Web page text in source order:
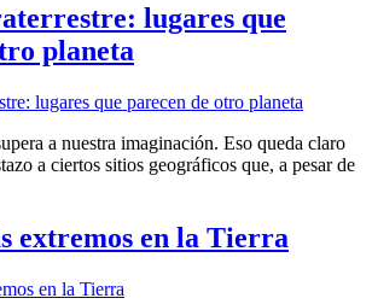
lugares que
planeta
a nuestra imaginación. Eso queda claro
a ciertos sitios geográficos que, a pesar de
extremos en la Tierra